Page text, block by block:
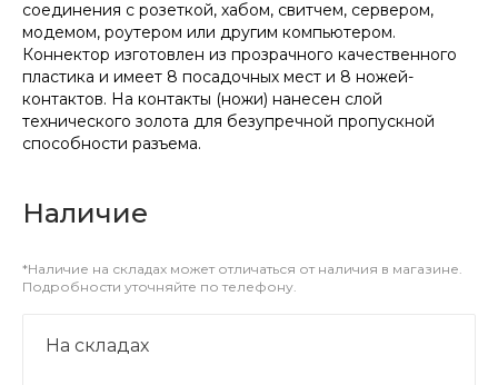
соединения с розеткой, хабом, свитчем, сервером,
модемом, роутером или другим компьютером.
Коннектор изготовлен из прозрачного качественного
пластика и имеет 8 посадочных мест и 8 ножей-
контактов. На контакты (ножи) нанесен слой
технического золота для безупречной пропускной
способности разъема.
Наличие
*Наличие на складах может отличаться от наличия в магазине.
Подробности уточняйте по телефону.
На складах